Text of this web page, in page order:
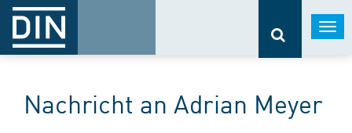
Nachricht an Adrian Meyer